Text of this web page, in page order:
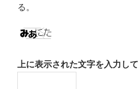
る。
上に表示された文字を入力して